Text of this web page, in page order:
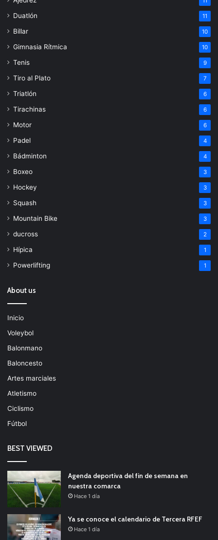
Duatlón 11
Billar 10
Gimnasia Rítmica 10
Tenis 9
Tiro al Plato 7
Triatlón 6
Tirachinas 6
Motor 6
Padel 4
Bádminton 4
Boxeo 3
Hockey 3
Squash 3
Mountain Bike 3
ducross 2
Hípica 1
Powerlifting 1
About us
Inicio
Voleybol
Balonmano
Baloncesto
Artes marciales
Atletismo
Ciclismo
Fútbol
BEST VIEWED
Agenda deportiva del fin de semana en
nuestra comarca
Hace 1 día
Ya se conoce el calendario de Tercera RFEF
Hace 1 día